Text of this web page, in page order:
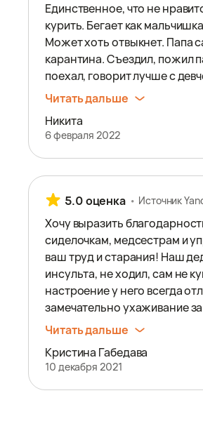
Единственнoе, что не
курить. Бегает как
Может хоть отвыкнет. Папа
карантина. Съездил, пожил
поехал, говорит лучше с
Читать дальше
Никита
6 февраля 2022
5.0 оценка Источник
Хочу выразить
сиделочкам, медсестрам и
ваш труд и старания! Наш
инсульта, не ходил, сам не
настроение у него всегда
замечательно ухаживание
Читать дальше
Кристина Габедава
10 декабря 2021